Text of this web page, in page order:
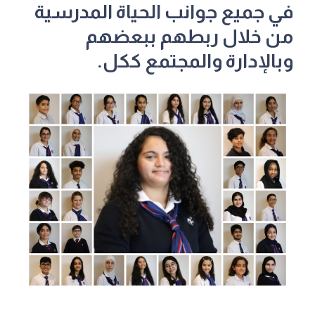
في جميع جوانب الحياة المدرسية
من خلال ربطهم ببعضهم
وبالإدارة والمجتمع ككل.